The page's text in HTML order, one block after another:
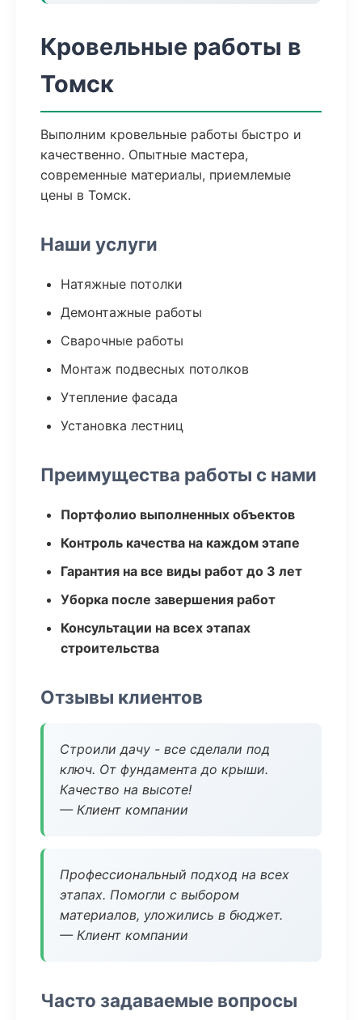
Кровельные работы в
Томск
Выполним кровельные работы быстро и
качественно. Опытные мастера,
современные материалы, приемлемые
цены в Томск.
Наши услуги
Натяжные потолки
Демонтажные работы
Сварочные работы
Монтаж подвесных потолков
Утепление фасада
Установка лестниц
Преимущества работы с нами
Портфолио выполненных объектов
Контроль качества на каждом этапе
Гарантия на все виды работ до 3 лет
Уборка после завершения работ
Консультации на всех этапах
строительства
Отзывы клиентов
Строили дачу - все сделали под
ключ. От фундамента до крыши.
Качество на высоте!
— Клиент компании
Профессиональный подход на всех
этапах. Помогли с выбором
материалов, уложились в бюджет.
— Клиент компании
Часто задаваемые вопросы